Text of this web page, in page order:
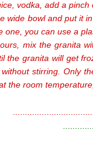
vodka, add a pinch
wide bowl and put it
one, you can use a
mix the granita
the granita will get
stirring. Only
the room